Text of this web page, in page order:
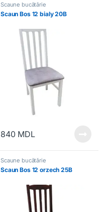
Scaune bucătărie
Scaun Bos 12 bialy 20B
840 MDL
Scaune bucătărie
Scaun Bos 12 orzech 25B